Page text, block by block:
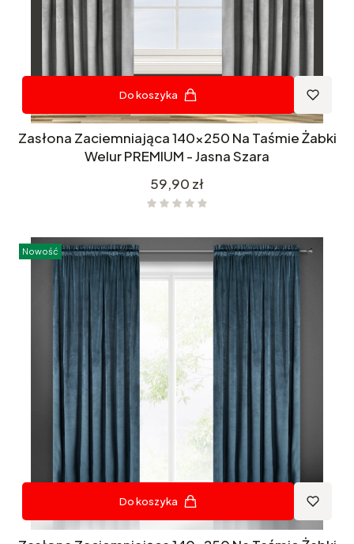
Do koszyka
Zasłona Zaciemniająca 140x250 Na Taśmie Żabki
Welur PREMIUM - Jasna Szara
Cena
59,90 zł
Nowość
Do koszyka